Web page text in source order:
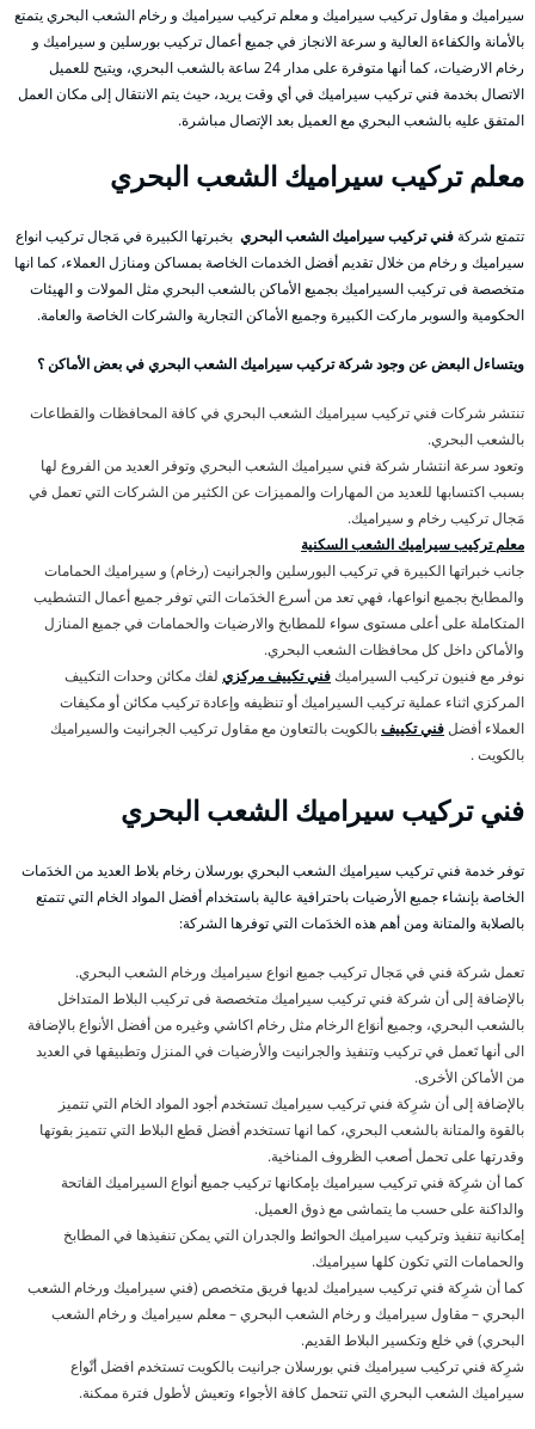
سيراميك و مقاول تركيب سيراميك و معلم تركيب سيراميك و رخام الشعب البحري يتمتع
بالأمانة والكفاءة العالية و سرعة الانجاز في جميع أعمال تركيب بورسلين و سيراميك و
رخام الارضيات، كما أنها متوفرة على مدار 24 ساعة بالشعب البحري، ويتيح للعميل
الاتصال بخدمة فني تركيب سيراميك في أي وقت يريد، حيث يتم الانتقال إلى مكان العمل
المتفق عليه بالشعب البحري مع العميل بعد الإتصال مباشرة.
معلمتركيب سيراميك الشعب البحري
تتمتع شركةفني تركيب سيراميك الشعب البحري بخبرتها الكبيرة في مَجال تركيب انواع
سيراميك و رخام من خلال تقديم أفضل الخدمات الخاصة بمساكن ومنازل العملاء، كما انها
متخصصة فى تركيب السيراميك بجميع الأماكن بالشعب البحري مثل المولات و الهيئات
الحكومية والسوبر ماركت الكبيرة وجميع الأماكن التجارية والشركات الخاصة والعامة.
ويتساءل البعض عن وجود شركة تركيب سيراميك الشعب البحري في بعض الأماكن ؟
تنتشر شركات فني تركيب سيراميك الشعب البحري في كافة المحافظات والقطاعات
بالشعب البحري.
وتعود سرعة انتشار شركة فني سيراميك الشعب البحري وتوفر العديد من الفروع لها
بسبب اكتسابها للعديد من المهارات والمميزات عن الكثير من الشركات التي تعمل في
مَجال تركيب رخام و سيراميك.
معلم تركيب سيراميك الشعب السكنية
جانب خبراتها الكبيرة في تركيب البورسلين والجرانيت (رخام) و سيراميك الحمامات
والمطابخ بجميع انواعها، فهي تعد من أسرع الخدَمات التي توفر جميع أعمال التشطيب
المتكاملة على أعلى مستوى سواء للمطابخ والارضيات والحمامات في جميع المنازل
والأماكن داخل كل محافظات الشعب البحري.
نوفر مع فنيون تركيب السيراميكفني تكييف مركزي لفك مكائن وحدات التكييف
المركزي اثناء عملية تركيب السيراميك أو تنظيفه وإعادة تركيب مكائن أو مكيفات
العملاء أفضلفني تكييفبالكويت بالتعاون مع مقاول تركيب الجرانيت والسيراميك
بالكويت .
فني تركيب سيراميك الشعب البحري
توفر خدمة فني تركيب سيراميك الشعب البحري بورسلان رخام بلاط العديد من الخدَمات
الخاصة بإنشاء جميع الأرضيات باحترافية عالية باستخدام أفضل المواد الخام التي تتمتع
بالصلابة والمتانة ومن أهم هذه الخدَمات التي توفرها الشركة:
تعمل شركة فني في مَجال تركيب جميع انواع سيراميك ورخام الشعب البحري.
بالإضافة إلى أن شركة فني تركيب سيراميك متخصصة فى تركيب البلاط المتداخل
بالشعب البحري، وجميع أنوَاع الرخام مثل رخام اكاشي وغيره من أفضل الأنواع بالإضافة
الى أنها تَعمل في تركيب وتنفيذ والجرانيت والأرضيات في المنزل وتطبيقها في العديد
من الأماكن الأخرى.
بالإضافة إلى أن شرِكة فني تركيب سيراميك تستخدم أجود المواد الخام التي تتميز
بالقوة والمتانة بالشعب البحري، كما انها تستخدم أفضل قطع البلاط التي تتميز بقوتها
وقدرتها على تحمل أصعب الظروف المناخية.
كما أن شرِكة فني تركيب سيراميك بإمكانها تركيب جميع أنواع السيراميك الفاتحة
والداكنة على حسب ما يتماشى مع ذوق العميل.
إمكانية تنفيذ وتركيب سيراميك الحوائط والجدران التي يمكن تنفيذها في المطابخ
والحمامات التي تكون كلها سيراميك.
كما أن شرِكة فني تركيب سيراميك لديها فريق متخصص (فني سيراميك ورخام الشعب
البحري – مقاول سيراميك و رخام الشعب البحري – معلم سيراميك و رخام الشعب
البحري) في خلع وتكسير البلاط القديم.
شرِكة فني تركيب سيراميك فني بورسلان جرانيت بالكويت تستخدم افضل أنْواع
سيراميك الشعب البحري التي تتحمل كافة الأجواء وتعيش لأطول فترة ممكنة.